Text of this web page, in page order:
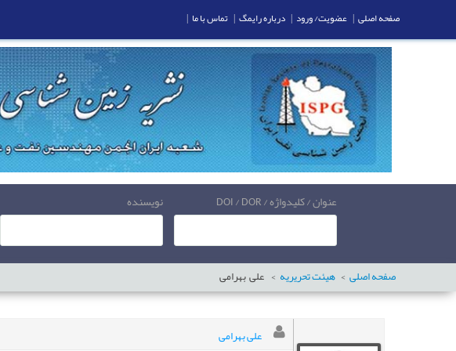
عنوان / کلیدواژه / DOI / DOR نویسنده
صفحه اصلی هیئت تحریریه علیبهرامی
علی بهرامی
صفحه اصلی | عضویت/ ورود | درباره رایمگ | تماس با ما |